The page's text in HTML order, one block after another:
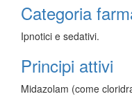
Categoria
Ipnotici e sedativi.
Principi attivi
Midazolam (come